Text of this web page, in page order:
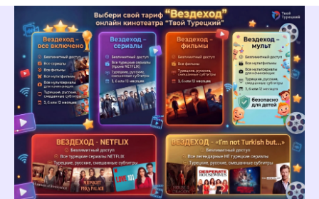
Сможете задать свои вопросы
Длительность занятия